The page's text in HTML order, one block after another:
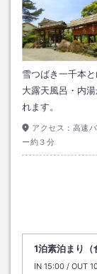
雪つばき一千本
大露天風呂・内
れます。
アクセス： 高速
ー約３分
1泊素泊まり（
IN チェックイン
15:00 / OUT